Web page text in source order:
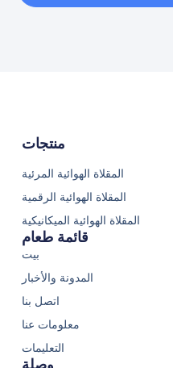
منتجات
المقلاة الهوائية المرئية
المقلاة الهوائية الرقمية
المقلاة الهوائية الميكانيكية
قائمة طعام
بيت
المدونة والأخبار
اتصل بنا
معلومات عنا
التعليمات